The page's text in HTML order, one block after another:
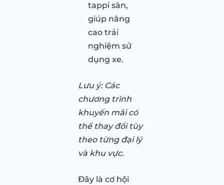
tappi sàn,
giúp nâng
cao trải
nghiệm sử
dụng xe.
Lưu ý: Các
chương trình
khuyến mãi có
thể thay đổi tùy
theo từng đại lý
và khu vực.
Đây là cơ hội